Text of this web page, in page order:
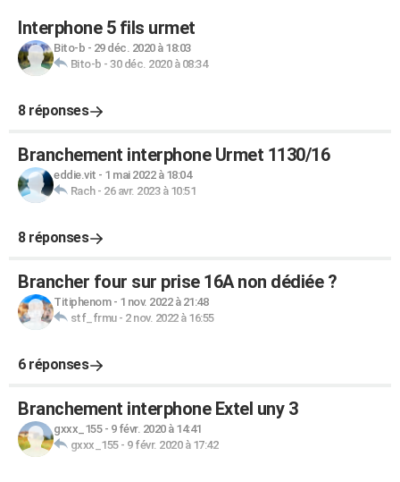
Interphone 5 fils urmet
Bito-b - 29 déc. 2020 à 18:03
Bito-b - 30 déc. 2020 à 08:34
8 réponses
Branchement interphone Urmet 1130/16
eddie.vit - 1 mai 2022 à 18:04
Rach- 26 avr. 2023 à 10:51
8 réponses
Brancher four sur prise 16A non dédiée ?
Titiphenom- 1 nov. 2022 à 21:48
stf_frmu- 2 nov. 2022 à 16:55
6 réponses
Branchement interphone Extel uny 3
gxxx_155- 9 févr. 2020 à 14:41
gxxx_155- 9 févr. 2020 à 17:42